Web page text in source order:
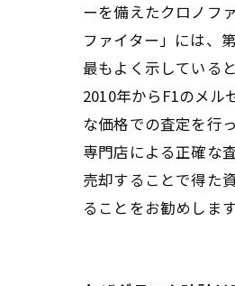
ーを備えたクロノフ
ファイター」には、
最もよく示している
2010年からF1のメル
な価格での査定を行
専門店による正確な
売却することで得た
ることをお勧めしま